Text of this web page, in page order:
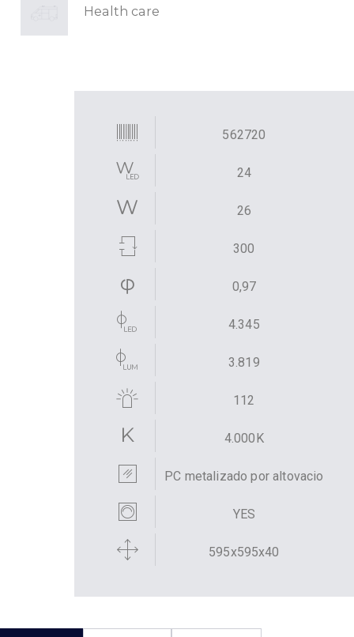
Health care
562720
24
26
300
0,97
4.345
3.819
112
4.000K
PC metalizado por altovacio
YES
595x595x40